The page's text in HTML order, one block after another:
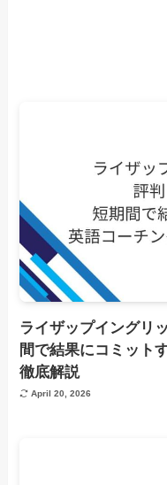
ライザップイングリ
間で結果にコミット
徹底解説
April 20, 2026